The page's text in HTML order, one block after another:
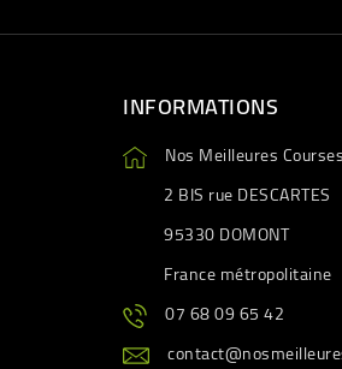
INFORMATIONS
Nos Meilleures Courses
2 BIS rue DESCARTES
95330 DOMONT
France métropolitaine
07 68 09 65 42